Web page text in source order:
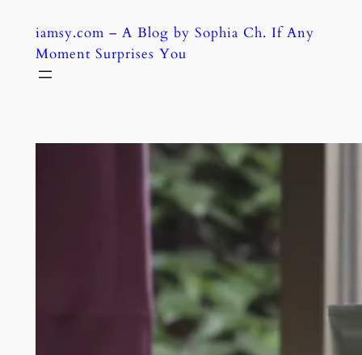
content
iamsy.com – A Blog by Sophia Ch. If Any
Moment Surprises You